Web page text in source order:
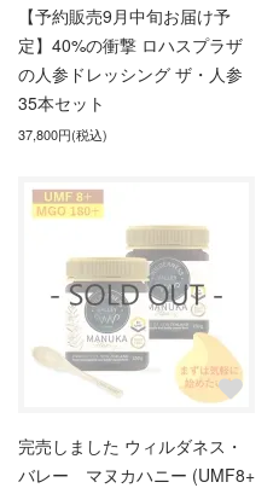
【予約販売9月中旬お届け予
定】40%の衝撃 ロハスプラザ
の人参ドレッシング ザ・人参
35本セット
37,800円(税込)
完売しました ウィルダネス・
バレー マヌカハニー (UMF8+